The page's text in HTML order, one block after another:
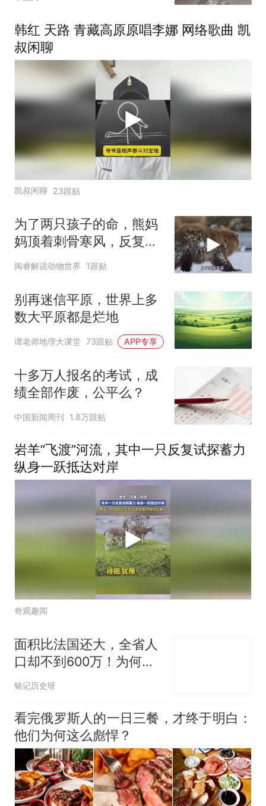
韩红 天路 青藏高原原唱李娜 网络歌曲 凯
叔闲聊
凯叔闲聊 23跟贴
为了两只孩子的命，熊妈
妈顶着刺骨寒风，反复扎
进冰河博弈生存，哪怕只
有一丝希望，它也拼尽全
力护崽前行
闽睿解说动物世界 1跟贴
别再迷信平原，世界上多
数大平原都是烂地
谭老师地理大课堂 73跟贴 APP专享
十多万人报名的考试，成
绩全部作废，公平么？
中国新闻周刊 1.8万跟贴
岩羊“飞渡”河流，其中一只反复试探蓄力
纵身一跃抵达对岸
奇观趣闻
面积比法国还大，全省人
口却不到600万！为何青
海养不出大城市？
铭记历史呀
看完俄罗斯人的一日三餐，才终于明白：
他们为何这么彪悍？